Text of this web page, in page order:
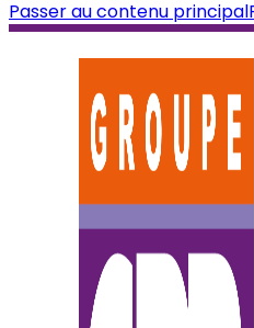
Passer au contenu principal